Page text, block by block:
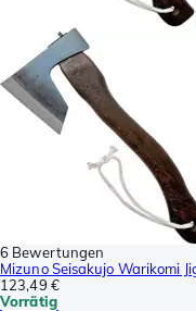
6 Bewertungen
Mizuno Seisakujo Warikomi
123,49 €
Vorrätig